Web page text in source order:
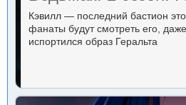
Кэвилл — последний бастион
фанаты будут смотреть его,
испортился образ Геральта